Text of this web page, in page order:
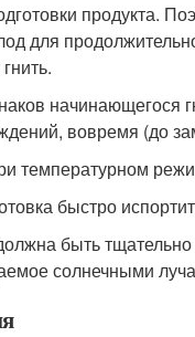
продукта.
для
начинающегося
вовремя (до
температурном
быстро
быть
солнечными